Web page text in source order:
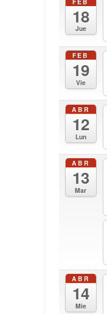
18
Jue
FEB
19
Vie
ABR
12
Lun
ABR
13
Mar
ABR
14
Mie